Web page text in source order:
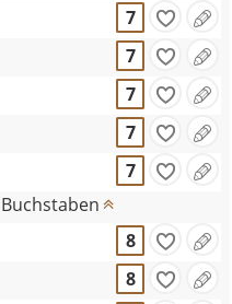
7
7
7
7
7
8
8